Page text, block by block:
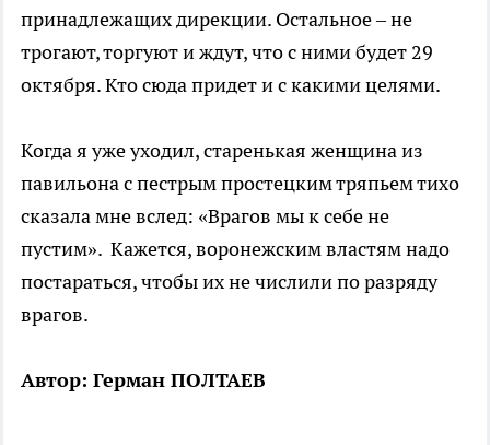
принадлежащих дирекции. Остальное – не
трогают, торгуют и ждут, что с ними будет 29
октября. Кто сюда придет и с какими целями.
Когда я уже уходил, старенькая женщина из
павильона с пестрым простецким тряпьем тихо
сказала мне вслед: «Врагов мы к себе не
пустим». Кажется, воронежским властям надо
постараться, чтобы их не числили по разряду
врагов.
Автор: Герман ПОЛТАЕВ